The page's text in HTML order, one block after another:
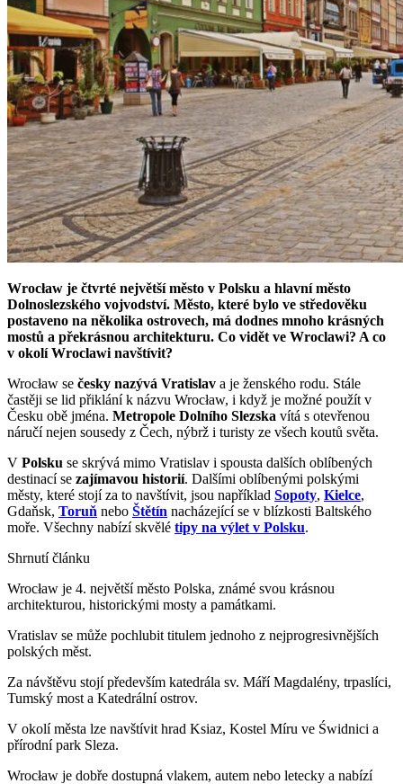
Wrocław je čtvrté největší město v Polsku a hlavní město
Dolnoslezského vojvodství. Město, které bylo ve středověku
postaveno na několika ostrovech, má dodnes mnoho krásných
mostů a překrásnou architekturu. Co vidět ve Wroclawi? A co
v okolí Wroclawi navštívit?
Wrocław se česky nazývá Vratislav a je ženského rodu. Stále
častěji se lid přiklání k názvu Wrocław, i když je možné použít v
Česku obě jména. Metropole Dolního Slezska vítá s otevřenou
náručí nejen sousedy z Čech, nýbrž i turisty ze všech koutů světa.
V Polsku se skrývá mimo Vratislav i spousta dalších oblíbených
destinací se zajímavou historií. Dalšími oblíbenými polskými
městy, které stojí za to navštívit, jsou například Sopoty, Kielce,
Gdaňsk, Toruň nebo Štětín nacházející se v blízkosti Baltského
moře. Všechny nabízí skvělé tipy na výlet v Polsku.
Shrnutí článku
Wrocław je 4. největší město Polska, známé svou krásnou
architekturou, historickými mosty a památkami.
Vratislav se může pochlubit titulem jednoho z nejprogresivnějších
polských měst.
Za návštěvu stojí především katedrála sv. Máří Magdalény, trpaslíci,
Tumský most a Katedrální ostrov.
V okolí města lze navštívit hrad Ksiaz, Kostel Míru ve Świdnici a
přírodní park Sleza.
Wrocław je dobře dostupná vlakem, autem nebo letecky a nabízí